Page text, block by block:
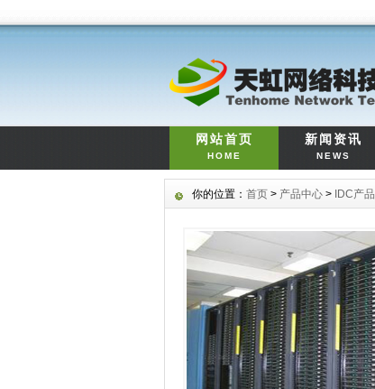
网站首页
HOME
新闻资讯
NEWS
你的位置： 首页 > 产品中心 > IDC产品